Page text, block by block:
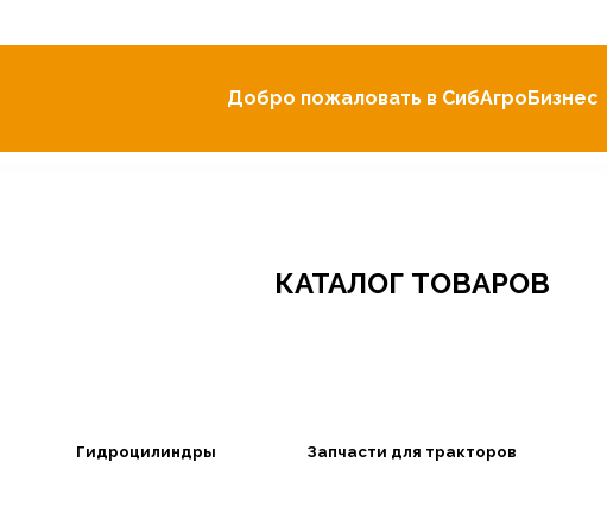
Добро пожаловать в СибАгроБизнес
КАТАЛОГ ТОВАРОВ
Гидроцилиндры Запчасти для тракторов